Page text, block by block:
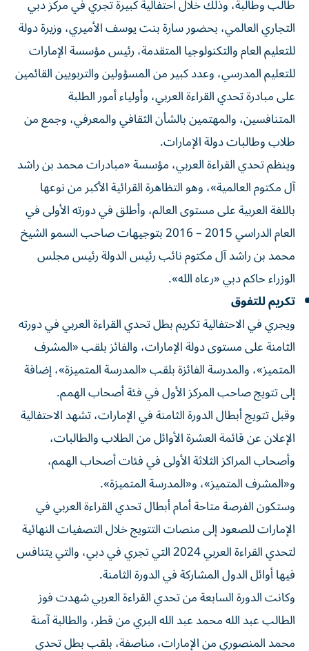
طالب وطالبة، وذلك خلال احتفالية كبيرة تجري في مركز دبي
التجاري العالمي، بحضور سارة بنت يوسف الأميري، وزيرة دولة
للتعليم العام والتكنولوجيا المتقدمة، رئيس مؤسسة الإمارات
للتعليم المدرسي، وعدد كبير من المسؤولين والتربويين القائمين
على مبادرة تحدي القراءة العربي، وأولياء أمور الطلبة
المتنافسين، والمهتمين بالشأن الثقافي والمعرفي، وجمع من
طلاب وطالبات دولة الإمارات.
وينظم تحدي القراءة العربي، مؤسسة «مبادرات محمد بن راشد
آل مكتوم العالمية»، وهو التظاهرة القرائية الأكبر من نوعها
باللغة العربية على مستوى العالم، وأطلق في دورته الأولى في
العام الدراسي 2015 – 2016 بتوجيهات صاحب السمو الشيخ
محمد بن راشد آل مكتوم نائب رئيس الدولة رئيس مجلس
الوزراء حاكم دبي «رعاه الله».
تكريم للتفوق
ويجري في الاحتفالية تكريم بطل تحدي القراءة العربي في دورته
الثامنة على مستوى دولة الإمارات، والفائز بلقب «المشرف
المتميز»، والمدرسة الفائزة بلقب «المدرسة المتميزة»، إضافة
إلى تتويج صاحب المركز الأول في فئة أصحاب الهمم.
وقبل تتويج أبطال الدورة الثامنة في الإمارات، تشهد الاحتفالية
الإعلان عن قائمة العشرة الأوائل من الطلاب والطالبات،
وأصحاب المراكز الثلاثة الأولى في فئات أصحاب الهمم،
و«المشرف المتميز»، و«المدرسة المتميزة».
وستكون الفرصة متاحة أمام أبطال تحدي القراءة العربي في
الإمارات للصعود إلى منصات التتويج خلال التصفيات النهائية
لتحدي القراءة العربي 2024 التي تجري في دبي، والتي يتنافس
فيها أوائل الدول المشاركة في الدورة الثامنة.
وكانت الدورة السابعة من تحدي القراءة العربي شهدت فوز
الطالب عبد الله محمد عبد الله البري من قطر، والطالبة آمنة
محمد المنصوري من الإمارات، مناصفة، بلقب بطل تحدي